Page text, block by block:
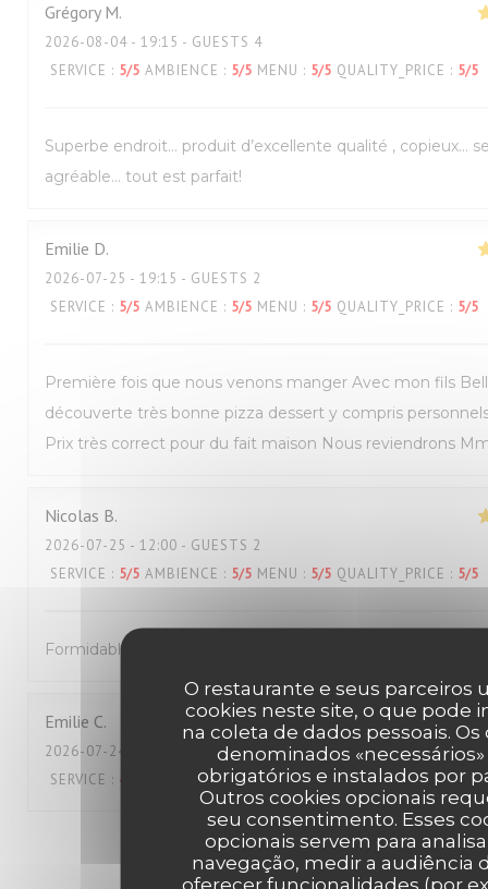
O restaurante e seus parceiros
cookies neste site, o que pode
na coleta de dados pessoais. Os
denominados «necessários»
obrigatórios e instalados por
Outros cookies opcionais
seu consentimento. Esses
opcionais servem para
navegação, medir a audiência
oferecer funcionalidades (por
Grégory M
2026-08-04 - 19:15 - GUESTS 4
SERVICE : 5/5 AMBIENCE : 5/5 MENU : 5/5 QUALITY_PRICE : 5/5
Superbe endroit… produit d’excellente qualité , copieux…
agréable… tout est parfait!
Emilie D
2026-07-25 - 19:15 - GUESTS 2
SERVICE : 5/5 AMBIENCE : 5/5 MENU : 5/5 QUALITY_PRICE : 5/5
Première fois que nous venons manger Avec mon fils
découverte très bonne pizza dessert y compris
Prix très correct pour du fait maison Nous reviendrons
Nicolas B
2026-07-25 - 12:00 - GUESTS 2
SERVICE : 5/5 AMBIENCE : 5/5 MENU : 5/5 QUALITY_PRICE : 5/5
Formidable !
Emilie C
2026-07-24
- 19:45 - GUESTS 2
SERVICE : 4 AMBIENCE: 5/5 MENU: 4/5 QUALITY_PRICE: 3/5
1 2 3